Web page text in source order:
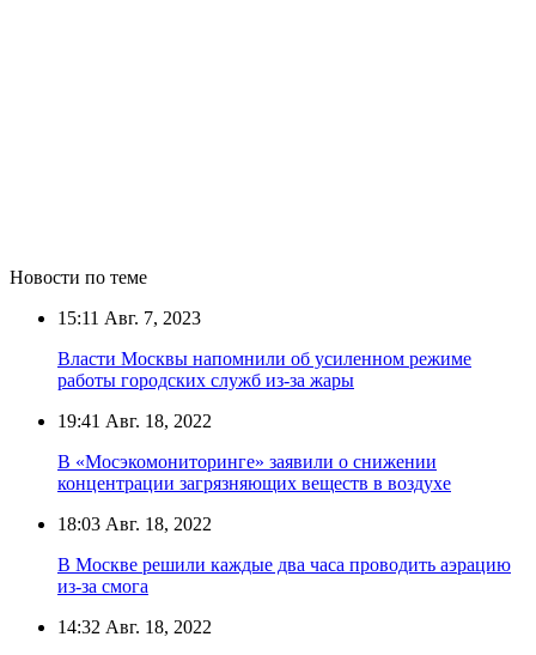
Новости по теме
15:11 Авг. 7, 2023
Власти Москвы напомнили об усиленном режиме
работы городских служб из-за жары
19:41 Авг. 18, 2022
В «Мосэкомониторинге» заявили о снижении
концентрации загрязняющих веществ в воздухе
18:03 Авг. 18, 2022
В Москве решили каждые два часа проводить аэрацию
из-за смога
14:32 Авг. 18, 2022